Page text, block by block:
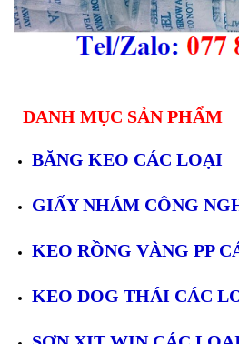
DANH MỤC SẢN PHẨM
BĂNG KEO CÁC LOẠI
GIẤY NHÁM CÔNG
KEO RỒNG VÀNG PP
KEO DOG THÁI CÁC